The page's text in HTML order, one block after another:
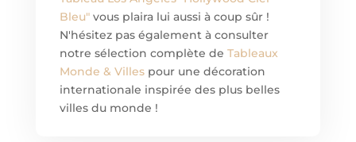
Bleu"vous plaira lui aussi à coup sûr !
N'hésitez pas également à consulter
notre sélection complète de Tableaux
Monde & Villespour une décoration
internationale inspirée des plus belles
villes du monde !